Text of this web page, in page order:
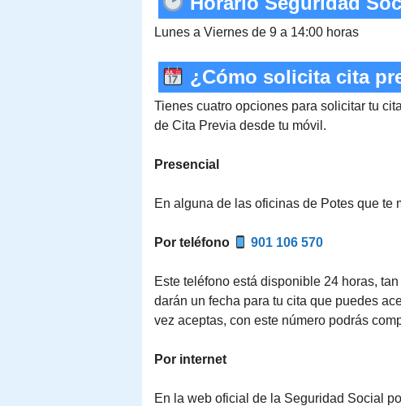
Lunes a Viernes de 9 a 14:00 horas
¿Cómo solicita cita
Tienes cuatro opciones para solicitar tu
de Cita Previa desde tu móvil.
Presencial
En alguna de las oficinas de Potes que te
Por teléfono 901 106 570
Este teléfono está disponible 24 horas,
darán un fecha para tu cita que puedes
vez aceptas, con este número podrás
Por internet
En la web oficial de la Seguridad Social